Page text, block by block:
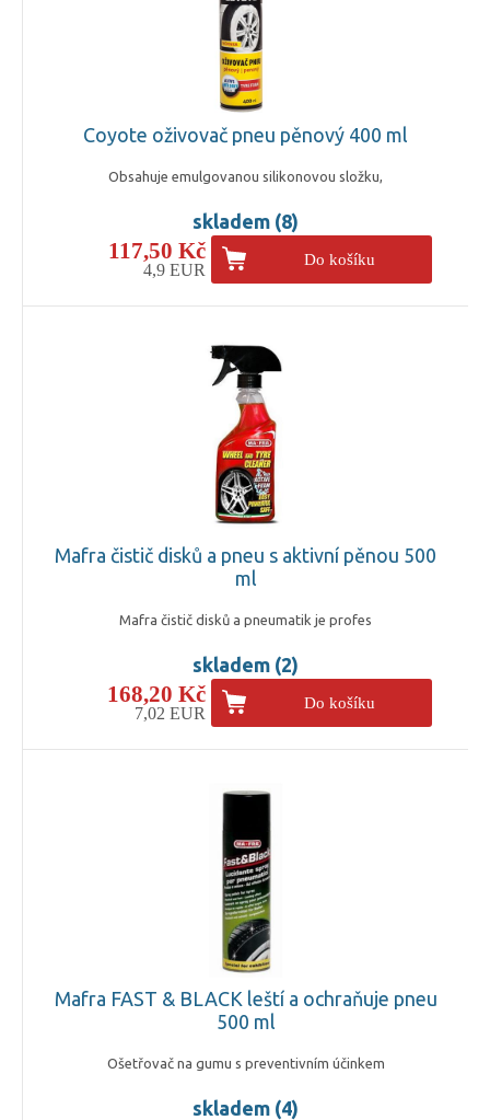
Coyote oživovač pneu pěnový 400 ml
Obsahuje emulgovanou silikonovou složku,
skladem (8)
117,50 Kč
4,9 EUR
Do košíku
Mafra čistič disků a pneu s aktivní pěnou 500
ml
Mafra čistič disků a pneumatik je profes
skladem (2)
168,20 Kč
7,02 EUR
Do košíku
Mafra FAST & BLACK leští a ochraňuje pneu
500 ml
Ošetřovač na gumu s preventivním účinkem
skladem (4)